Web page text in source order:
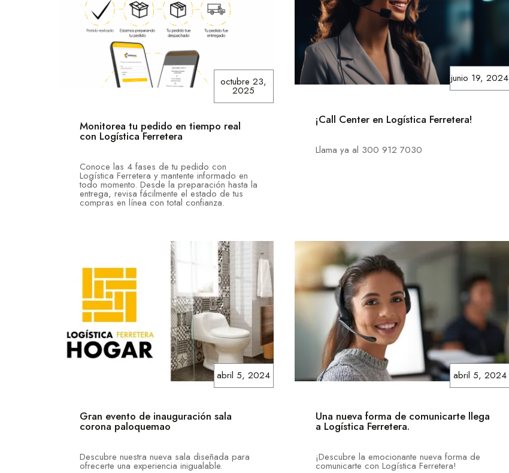
octubre 23,
2025
Monitorea tu pedido en tiempo real
con Logística Ferretera
Conoce las 4 fases de tu pedido con
Logística Ferretera y mantente informado en
todo momento. Desde la preparación hasta la
entrega, revisa fácilmente el estado de tus
compras en línea con total confianza.
junio 19, 2024
¡Call Center en Logística Ferretera!
Llama ya al 300 912 7030
abril 5, 2024
Gran evento de inauguración sala
corona paloquemao
Descubre nuestra nueva sala diseñada para
ofrecerte una experiencia inigualable.
abril 5, 2024
Una nueva forma de comunicarte llega
a Logística Ferretera.
¡Descubre la emocionante nueva forma de
comunicarte con Logística Ferretera!